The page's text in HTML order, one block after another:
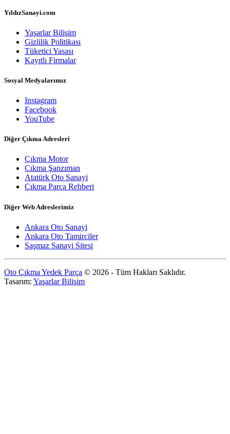
YıldızSanayi.com
Yaşarlar Bilişim
Gizlilik Politikası
Tüketici Yasası
Kayıtlı Firmalar
Sosyal Medyalarımız
Instagram
Facebook
YouTube
Diğer Çıkma Adresleri
Çıkma Motor
Çıkma Şanzıman
Atatürk Oto Sanayi
Çıkma Parça Rehberi
Diğer Web Adreslerimiz
Ankara Oto Sanayi
Ankara Oto Tamirciler
Şaşmaz Sanayi Sitesi
Oto Çıkma Yedek Parça © 2026 - Tüm Hakları Saklıdır.
Tasarım: Yaşarlar Bilişim